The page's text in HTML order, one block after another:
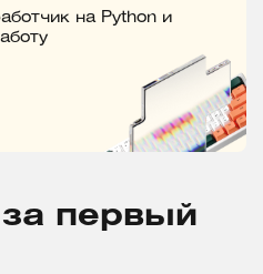
на Python и
за первый